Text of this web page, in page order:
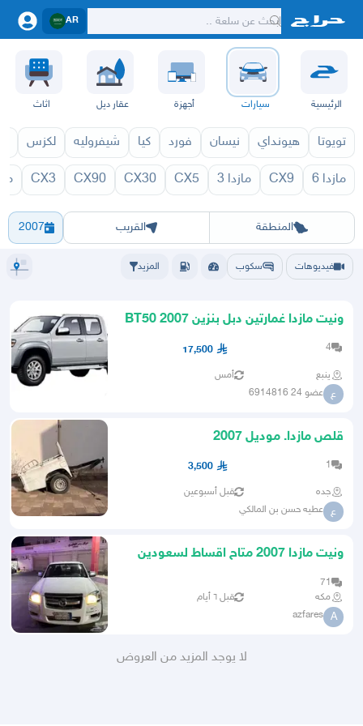
AR
الرئيسية سيارات أجهزة عقار ديل اثاث
تويوتا هيونداي نيسان فورد كيا شيفروليه لكزس
مازدا 6 CX9 مازدا 3 CX5
CX30
CX90
CX3
المنطقة
الرياض الشرقيهجده الطايف حائلأبها عسيرالباحة
القريب 2007
BT50 1970
فيديوهات سكوب المزيد
ونيت مازدا غمارتين دبل بنزين 2007 BT50
اوبدل بعايليه8اشخاص
4
17,500
ينبع أمس
ع عضو 24 6914816
قلص مازدا. موديل 2007
1
3,500
جده قبل أسبوعين
ع عطيه حسن بن المالكي
ونيت مازدا 2007 متاح اقساط لسعودين
71
مكه
قبل ٦ أيام
A
azfares
لا يوجد المزيد من العروض